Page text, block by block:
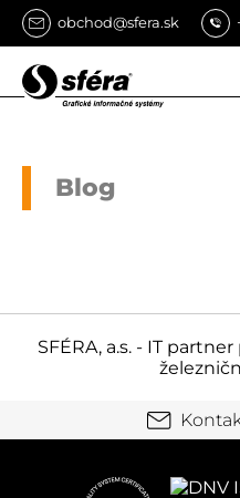
obchod@sfera.sk
Blog
SFÉRA, a.s. - IT